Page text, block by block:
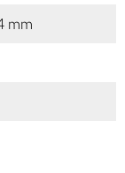
mm